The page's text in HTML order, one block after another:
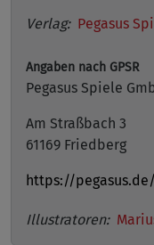
Verlag: Pegasus
Angaben nach GPSR
Pegasus Spiele
Am Straßbach 3
61169 Friedberg
https://pegasus.de/
Illustratoren: